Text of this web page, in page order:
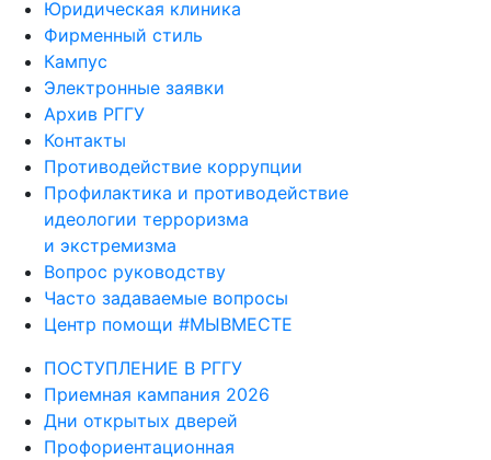
Юридическая клиника
Фирменный стиль
Кампус
Электронные заявки
Архив РГГУ
Контакты
Противодействие коррупции
Профилактика и противодействие
идеологии терроризма
и экстремизма
Вопрос руководству
Часто задаваемые вопросы
Центр помощи #МЫВМЕСТЕ
ПОСТУПЛЕНИЕ В РГГУ
Приемная кампания 2026
Дни открытых дверей
Профориентационная